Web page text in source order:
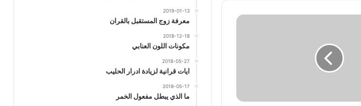
2019-01-13
معرفة زوج المستقبل بالقران
2018-12-18
مكونات اللون العنابي
2018-05-27
ايات قرانية لزيادة ادرار الحليب
2018-05-17
ما الذي يبطل مفعول الخمر